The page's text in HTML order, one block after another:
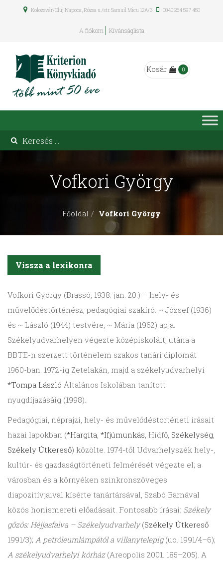
Kolozsvár/Cluj Napoca, Rózsa u./str. Samuil Micu 12A/3 0040 264 597 450
A fiókom Kívánságlista
Kosár 0
Vofkori György
Főoldal Vofkori György
Vissza a lexikonra
Vofkori György (Brassó, 1938. jan. 20.) – hely- és
művelődéstörténész, pedagógiai szakíró. ~ József (1936)
és ~ László (1944) testvére, ~ Mária (1962) apja.
Székelyudvar­helyen végezte középiskoláit, utána a
BBTE-n szerzett történelem szakos tanári diplomát
1960-ban. 1972-ig Zetelakán, majd a székelyudvarhelyi
*Tompa László Általános Iskolában tanított
nyugdíjazásáig (1998).
Pedagógiai, néprajzi, hely- és művelődéstörténeti írásait
hazai lapokban (*Hargita, *Ifjúmunkás, Hídfő, Székelység,
Székely Útkereső) közölte. 1974-től Udvarhelyszék hely-,
kultúr- és gazdaságtörténeti felmérését végezte el; a
városban és a környéken szinkronszöveges
diapozitívjaival kísérte tanártársával, Szabó Barnával
közös honismereti előadásait. Fontosabb írásai: Székely
gőzös: Héjjasfalva – Székelyudvarhely(Székely Útkereső
1991/3); A petróleumlámpától a villanytelepig(uo. 1991/4–6);
A székelyudvarhelyi kórház(Areopolis 2001. 185–205). A